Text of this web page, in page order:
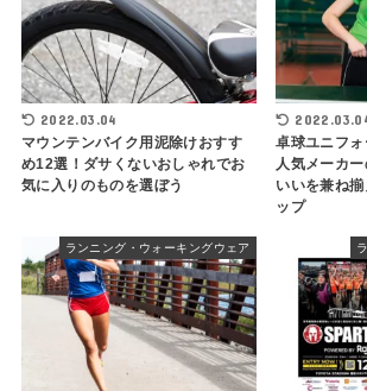
2022.03.04
マウンテンバイク用泥除けおすす
め12選！ダサくないおしゃれでお
気に入りのものを選ぼう
卓球ユニフォ
人気メーカ
いいを兼ね
ップ
ランニング・ウォーキングウェア